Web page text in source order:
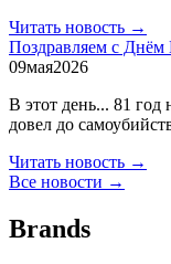
Читать новость →
Поздравляем с
09мая2026
В этот день... 81
довел до
Читать новость →
Все новости →
Brands